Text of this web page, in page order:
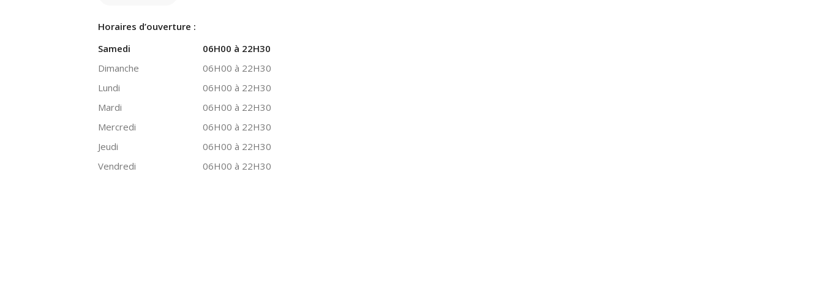
Horaires d’ouverture :
Samedi
06H00 à 22H30
Dimanche
06H00 à 22H30
Lundi
06H00 à 22H30
Mardi
06H00 à 22H30
Mercredi
06H00 à 22H30
Jeudi
06H00 à 22H30
Vendredi
06H00 à 22H30